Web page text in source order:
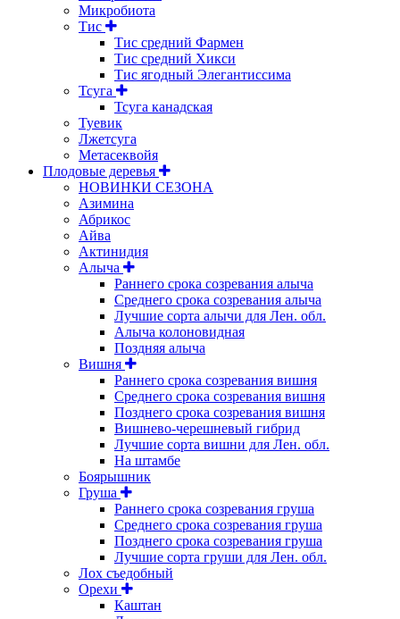
Микробиота
Тис
Тис средний Фармен
Тис средний Хикси
Тис ягодный Элегантиссима
Тсуга
Тсуга канадская
Туевик
Лжетсуга
Метасеквойя
Плодовые деревья
НОВИНКИ СЕЗОНА
Азимина
Абрикос
Айва
Актинидия
Алыча
Раннего срока созревания алыча
Среднего срока созревания алыча
Лучшие сорта алычи для Лен. обл.
Алыча колоновидная
Поздняя алыча
Вишня
Раннего срока созревания вишня
Среднего срока созревания вишня
Позднего срока созревания вишня
Вишнево-черешневый гибрид
Лучшие сорта вишни для Лен. обл.
На штамбе
Боярышник
Груша
Раннего срока созревания груша
Среднего срока созревания груша
Позднего срока созревания груша
Лучшие сорта груши для Лен. обл.
Лох съедобный
Орехи
Каштан